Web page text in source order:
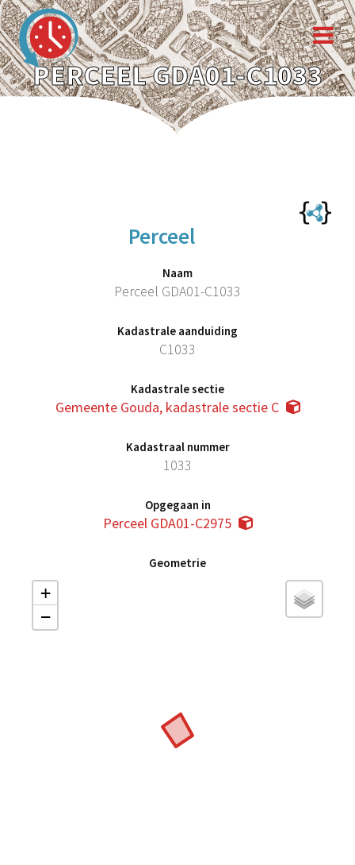
PERCEEL GDA01-C1033
Perceel
Naam
Perceel GDA01-C1033
Kadastrale aanduiding
C1033
Kadastrale sectie
Gemeente Gouda, kadastrale sectie C
Kadastraal nummer
1033
Opgegaan in
Perceel GDA01-C2975
Geometrie
+
−